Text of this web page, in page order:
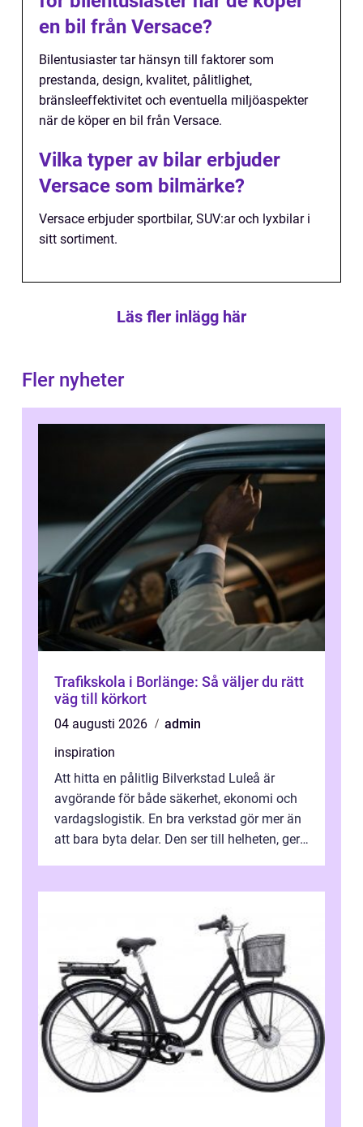
en bil från Versace?
Bilentusiaster tar hänsyn till faktorer som
prestanda, design, kvalitet, pålitlighet,
bränsleeffektivitet och eventuella miljöaspekter
när de köper en bil från Versace.
Vilka typer av bilar erbjuder
Versace som bilmärke?
Versace erbjuder sportbilar, SUV:ar och lyxbilar i
sitt sortiment.
Läs fler inlägg här
Fler nyheter
Trafikskola i Borlänge: Så väljer du rätt
väg till körkort
04 augusti 2026
admin
inspiration
Att hitta en pålitlig Bilverkstad Luleå är
avgörande för både säkerhet, ekonomi och
vardagslogistik. En bra verkstad gör mer än
att bara byta delar. Den ser till helheten, ger